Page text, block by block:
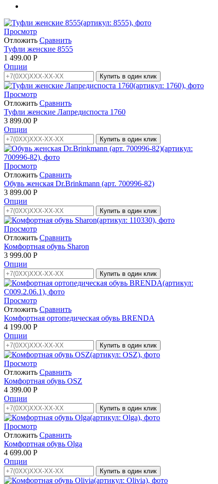
Просмотр
Отложить Сравнить
Туфли женские 8555
1 499.00 Р
Опции
Купить в один клик
Просмотр
Отложить Сравнить
Туфли женские Лапредиспоста 1760
3 899.00 Р
Опции
Купить в один клик
Просмотр
Отложить Сравнить
Обувь женская Dr.Brinkmann (арт. 700996-82)
3 899.00 Р
Опции
Купить в один клик
Просмотр
Отложить Сравнить
Комфортная обувь Sharon
3 999.00 Р
Опции
Купить в один клик
Просмотр
Отложить Сравнить
Комфортная ортопедическая обувь BRENDA
4 199.00 Р
Опции
Купить в один клик
Просмотр
Отложить Сравнить
Комфортная обувь OSZ
4 399.00 Р
Опции
Купить в один клик
Просмотр
Отложить Сравнить
Комфортная обувь Olga
4 699.00 Р
Опции
Купить в один клик